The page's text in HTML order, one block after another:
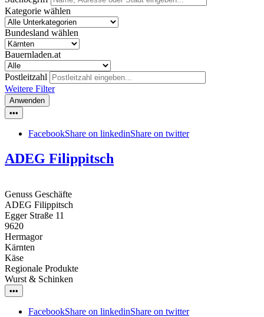
Kategorie wählen
Bundesland wählen
Bauernladen.at
Postleitzahl
Weitere Filter
Anwenden
•••
FacebookShare on linkedinShare on twitter
ADEG Filippitsch
Genuss Geschäfte
ADEG Filippitsch
Egger Straße 11
9620
Hermagor
Kärnten
Käse
Regionale Produkte
Wurst & Schinken
•••
FacebookShare on linkedinShare on twitter